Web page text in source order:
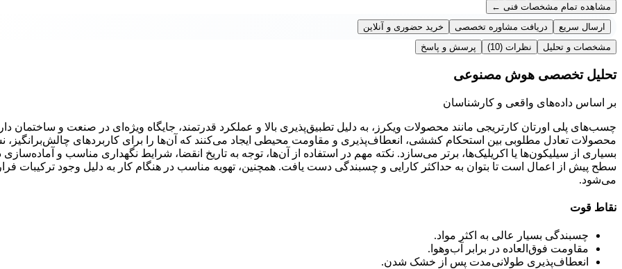
مشاهده تمام مشخصات فنی ←
ارسال سریع
دریافت مشاوره تخصصی
خرید حضوری و آنلاین
مشخصات و تحلیل
نظرات (10) پرسش و پاسخ
تحلیل تخصصی هوش مصنوعی
بر اساس داده‌های واقعی و کارشناسان
چسب‌های پلی اورتان کارتریجی مانند محصولات ویکرز، به دلیل تطبیق‌پذیری بالا و عملکرد قدرتمند، جایگاه ویژه‌ای در صنعت و ساختمان
محصولات تعادل مطلوبی بین استحکام کششی، انعطاف‌پذیری و مقاومت محیطی ایجاد می‌کنند که آن‌ها را برای کاربردهای چالش‌برانگیز،
بسیاری از سیلیکون‌ها یا اکریلیک‌ها، برتر می‌سازد. نکته مهم در استفاده از آن‌ها، توجه به تاریخ انقضا، شرایط نگهداری مناسب و
سطح پیش از اعمال است تا بتوان به حداکثر کارایی و چسبندگی دست یافت. همچنین، تهویه مناسب در هنگام کار به دلیل وجود ترکیبات
می‌شود.
نقاط قوت
چسبندگی بسیار عالی به اکثر مواد.
مقاومت فوق‌العاده در برابر آب‌وهوا.
انعطاف‌پذیری طولانی‌مدت پس از خشک شدن.